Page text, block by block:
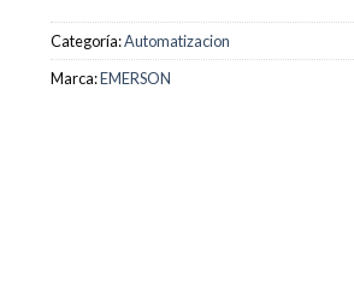
Categoría:Automatizacion
Marca:EMERSON